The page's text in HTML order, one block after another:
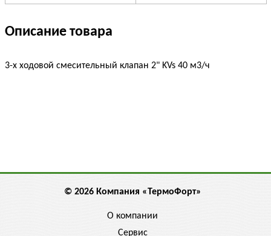
Описание товара
3-х ходовой смесительный клапан 2" KVs 40 м3/ч
© 2026 Компания «ТермоФорт»
О компании
Сервис